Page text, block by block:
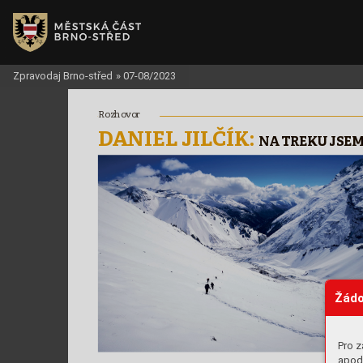
Pro
Rozhovor
DANIEL JILČÍK: NA TREKU
Zpravodaj Brno-střed » 07-08/2023